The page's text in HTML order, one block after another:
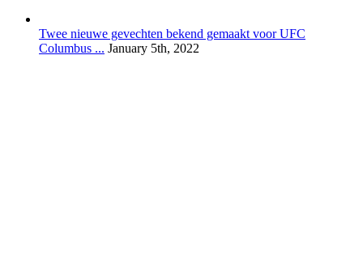
Twee nieuwe gevechten bekend gemaakt voor UFC
Columbus ... January 5th, 2022